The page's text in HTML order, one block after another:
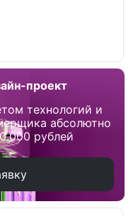
проект
технологий и
абсолютно
рублей